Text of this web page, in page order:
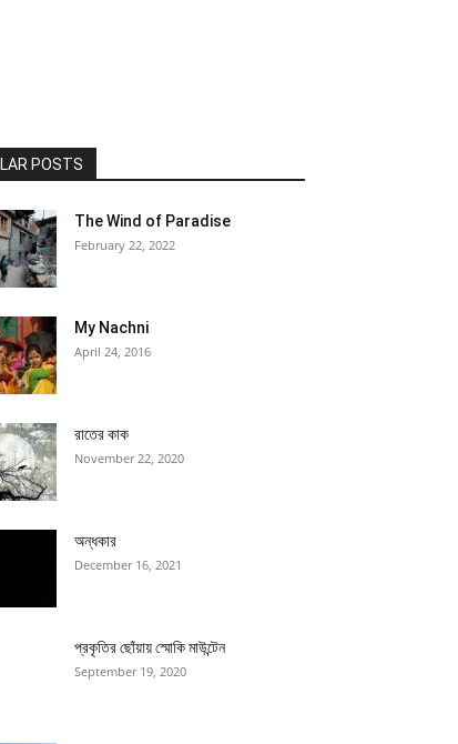
POSTS
The Wind of Paradise
February 22, 2022
My Nachni
April 24, 2016
রাতের কাক
November 22, 2020
অন্ধকার
December 16, 2021
প্রকৃতির ছোঁয়ায় স্মোকি মাউন্টেন
September 19, 2020